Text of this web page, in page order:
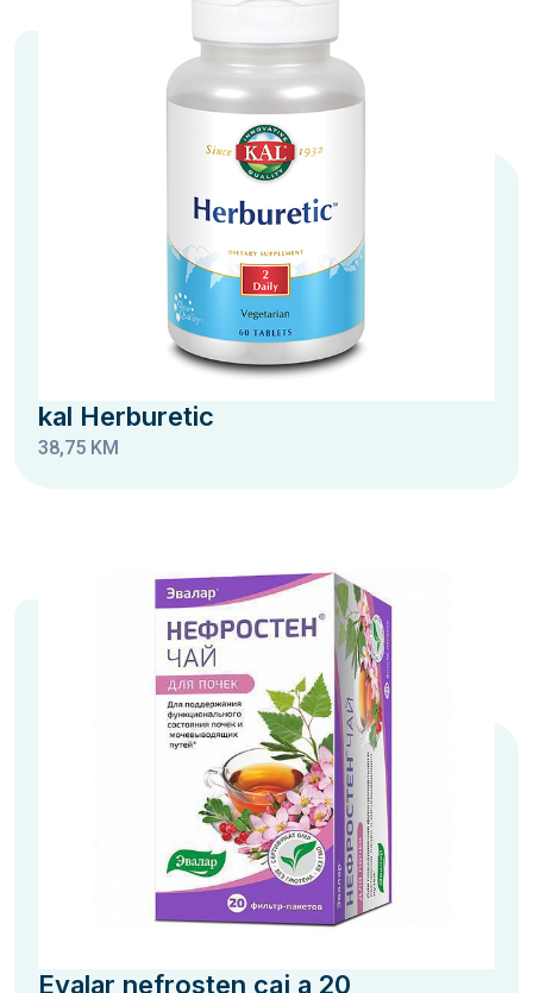
kal Herburetic
38,75 KM
Evalar nefrosten caj a 20